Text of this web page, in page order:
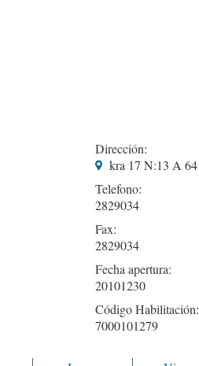
Dirección:
kra 17 N:13 A 64
Telefono:
2829034
Fax:
2829034
Fecha apertura:
20101230
Código Habilitación:
7000101279